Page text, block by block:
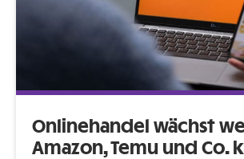
Onlinehandel wächst
Amazon, Temu und Co.